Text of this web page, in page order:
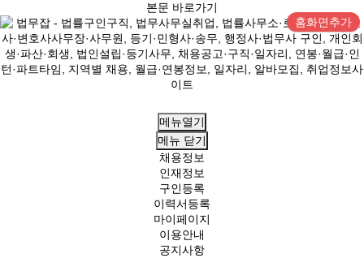
본문 바로가기
홈화면추가
메뉴열기
메뉴 닫기
채용정보
인재정보
구인등록
이력서등록
마이페이지
이용안내
공지사항